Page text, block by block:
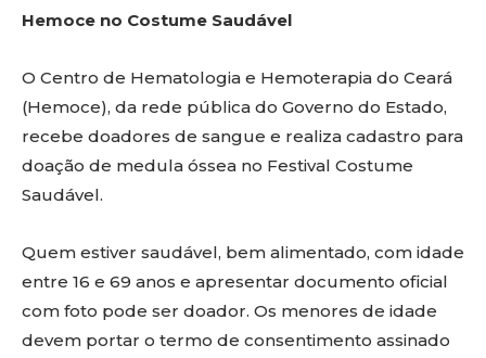
Hemoce no Costume Saudável
O Centro de Hematologia e Hemoterapia do Ceará
(Hemoce), da rede pública do Governo do Estado,
recebe doadores de sangue e realiza cadastro para
doação de medula óssea no Festival Costume
Saudável.
Quem estiver saudável, bem alimentado, com idade
entre 16 e 69 anos e apresentar documento oficial
com foto pode ser doador. Os menores de idade
devem portar o termo de consentimento assinado